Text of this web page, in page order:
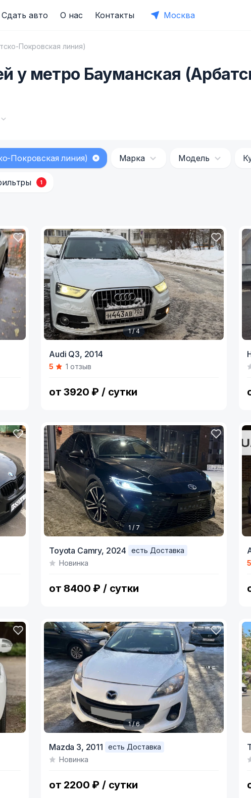
Сдать авто О нас Контакты Москва
Покровская линия)
у метро Бауманская
Покровская линия) Марка Модель
1
of
1 / 4
Audi Q3, 2014
5 1 отзыв
от 3920 ₽ / сутки
of
of
1 / 7
Toyota Camry, 2024
есть Доставка
Новинка
от 8400 ₽ / сутки
of5
of
1 / 6
Mazda 3, 2011
есть Доставка
Новинка
от 2200 ₽ / сутки
of